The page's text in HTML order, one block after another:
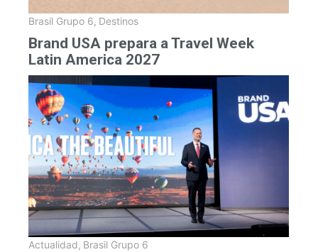
Brasil Grupo 6, Destinos
Brand USA prepara a Travel Week
Latin America 2027
Actualidad, Brasil Grupo 6